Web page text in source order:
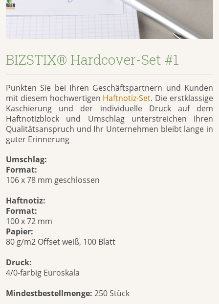
BIZSTIX® Hardcover-Set #1
Punkten Sie bei Ihren Geschäftspartnern und Kunden
mit diesem hochwertigen Haftnotiz-Set. Die erstklassige
Kaschierung und der individuelle Druck auf dem
Haftnotizblock und Umschlag unterstreichen Ihren
Qualitätsanspruch und Ihr Unternehmen bleibt lange in
guter Erinnerung
Umschlag:
Format:
106 x 78 mm geschlossen
Haftnotiz:
Format:
100 x 72 mm
Papier:
80 g/m2 Offset weiß, 100 Blatt
Druck:
4/0-farbig Euroskala
Mindestbestellmenge: 250 Stück